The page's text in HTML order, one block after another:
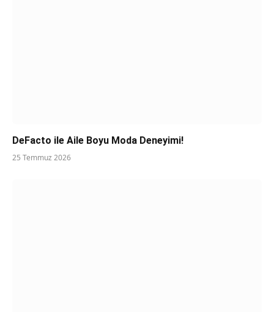
DeFacto ile Aile Boyu Moda Deneyimi!
25 Temmuz 2026